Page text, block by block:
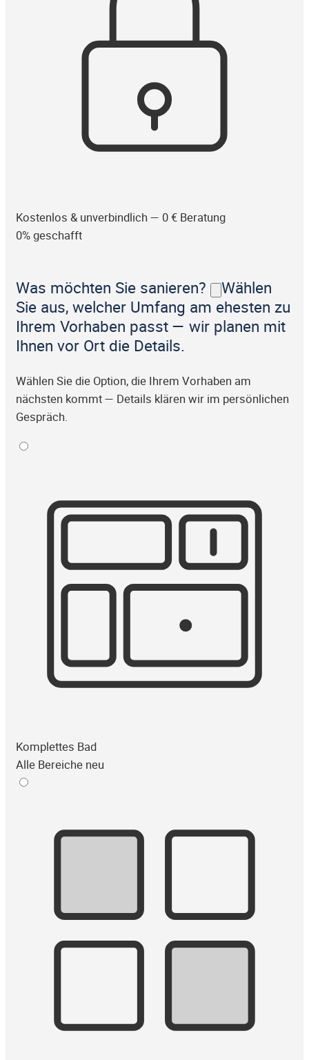
Kostenlos & unverbindlich — 0 € Beratung
0% geschafft
Was möchten Sie sanieren?
Wählen
Sie aus, welcher Umfang am ehesten zu
Ihrem Vorhaben passt — wir planen mit
Ihnen vor Ort die Details.
Wählen Sie die Option, die Ihrem Vorhaben am
nächsten kommt — Details klären wir im persönlichen
Gespräch.
Komplettes Bad
Alle Bereiche neu